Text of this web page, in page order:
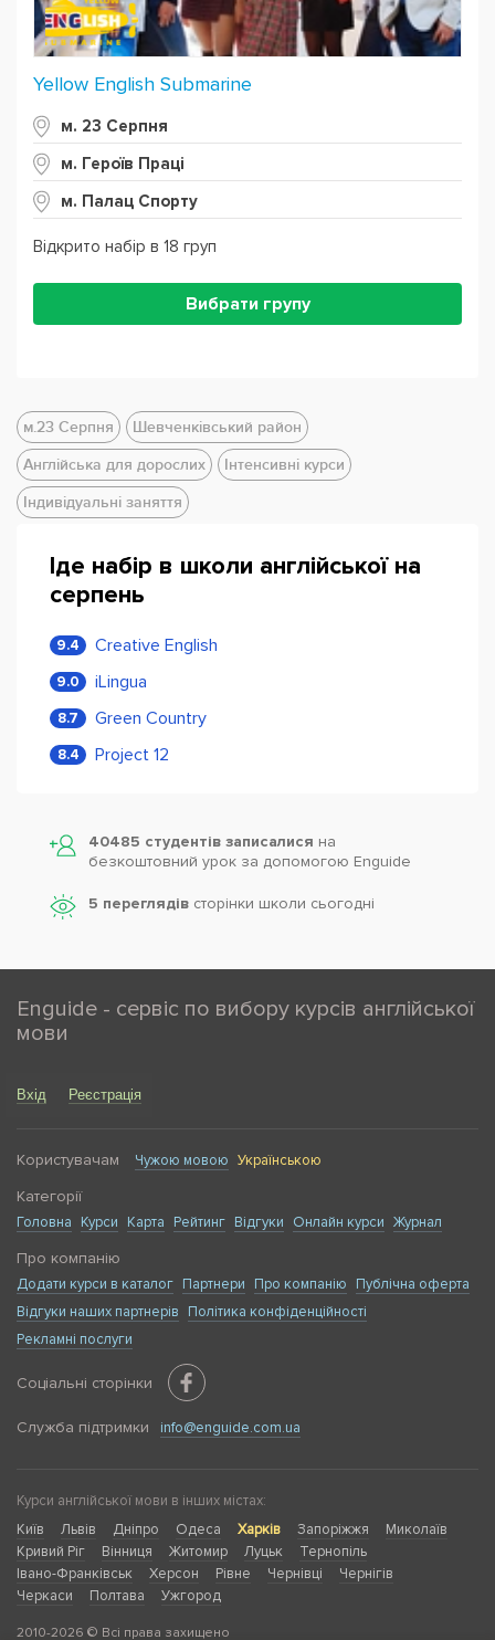
Yellow English Submarine
м. 23 Серпня
м. Героїв Праці
м. Палац Спорту
Відкрито набір в 18 груп
Вибрати групу
м.23 Серпня
Шевченківський район
Англійська для дорослих
Інтенсивні курси
Індивідуальні заняття
Іде набір в школи англійської на
серпень
9.4 Creative English
9.0 iLingua
8.7 Green Country
8.4 Project 12
40485 студентів записалися на
безкоштовний урок за допомогою Enguide
5 переглядів сторінки школи cьогодні
Enguide - сервіс по вибору курсів англійської
мови
Вхід Реєстрація
Користувачам Чужою мовою Українською
Категорії
Головна Курси Карта Рейтинг Відгуки Онлайн курси Журнал
Про компанію
Додати курси в каталог Партнери Про компанію
Публічна оферта
Відгуки наших партнерів
Політика конфіденційності
Рекламні послуги
Соціальні сторінки
Служба підтримки info@enguide.com.ua
Курси англійської мови в інших містах:
Київ
Львів Дніпро Одеса Харків Запоріжжя
Миколаїв
Кривий Ріг
Вінниця Житомир Луцьк
Тернопіль
Івано-Франківськ
Херсон Рівне Чернівці
Чернігів
Черкаси
Полтава Ужгород
2010-2026 © Всі права захищено